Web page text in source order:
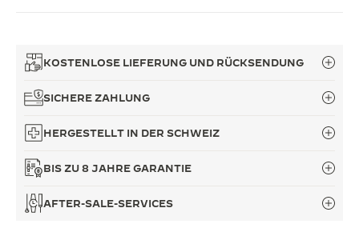
KOSTENLOSE LIEFERUNG UND RÜCKSENDUNG
SICHERE ZAHLUNG
HERGESTELLT IN DER SCHWEIZ
BIS ZU 8 JAHRE GARANTIE
AFTER-SALE-SERVICES